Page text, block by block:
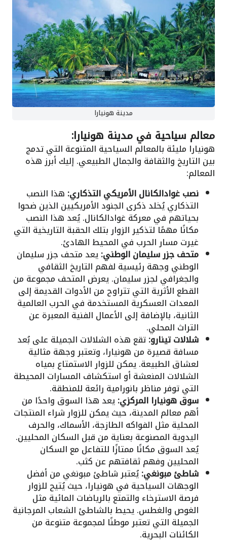
مدينة هونيارا
معالم سياحية في مدينة هونيارا:
هونيارا مليئة بالمعالم السياحية المتنوعة التي تدمج
بين التاريخ والثقافة والجمال الطبيعي. إليك أبرز هذه
المعالم:
نصب غوادالكانال الأمريكي التذكاري: هذا النصب
التذكاري يُخلد ذكرى الجنود الأمريكيين الذين ضحوا
بحياتهم في معركة غوادالكانال. يُعد هذا النصب
مكانًا مهمًا لتذكير الزوار بتلك الحقبة التاريخية التي
غيرت مسار الحرب في المحيط الهادئ.
متحف جزر سليمان الوطني:يعد متحف جزر سليمان
الوطني وجهة رئيسية لفهم التاريخ الثقافي
والجغرافي لجزر سليمان. يعرض المتحف مجموعة من
القطع الأثرية التي تتراوح من الأدوات القديمة إلى
المعدات العسكرية المستخدمة في الحرب العالمية
الثانية، بالإضافة إلى الأعمال الفنية المعبرة عن
التراث المحلي.
شلالات تينارو:تقع هذه الشلالات الجميلة على بُعد
مسافة قصيرة من هونيارا، وتعتبر وجهة مثالية
لعشاق الطبيعة. يمكن للزوار الاستمتاع بمياه
الشلالات المنعشة أو استكشاف المسارات المحيطة
التي توفر مناظر بانورامية رائعة للمنطقة.
سوق هونيارا المركزي:يعد هذا السوق واحدًا من
أهم معالم المدينة، حيث يمكن للزوار شراء المنتجات
المحلية مثل الفواكه الطازجة، الأسماك، والحرف
اليدوية المصنوعة بعناية من قبل السكان المحليين.
يُعد السوق مكانًا ممتازًا للتفاعل مع السكان
المحليين وفهم ثقافتهم عن كثب.
شاطئ مبونغي:يُعتبر شاطئ مبونغي من أفضل
الوجهات السياحية في هونيارا، حيث يُتيح للزوار
فرصة الاسترخاء والتمتع بالرياضات المائية مثل
الغوص والغطس. يحيط بالشاطئ الشعاب المرجانية
الجميلة التي تعتبر موطنًا لمجموعة متنوعة من
الكائنات البحرية.